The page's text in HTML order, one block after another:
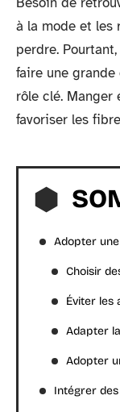
à la mode et les
perdre.
faire une grande
rôle clé. Manger
favoriser les
Adopter
Choisir
Éviter les
Adapter
Adopter
Intégrer